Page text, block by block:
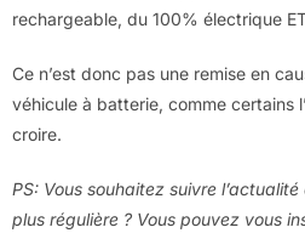
rechargeable, du 100% électrique
Ce n’est donc pas une remise en
véhicule à batterie, comme certains
croire.
PS: Vous souhaitez suivre
plus régulière ? Vous pouvez vous